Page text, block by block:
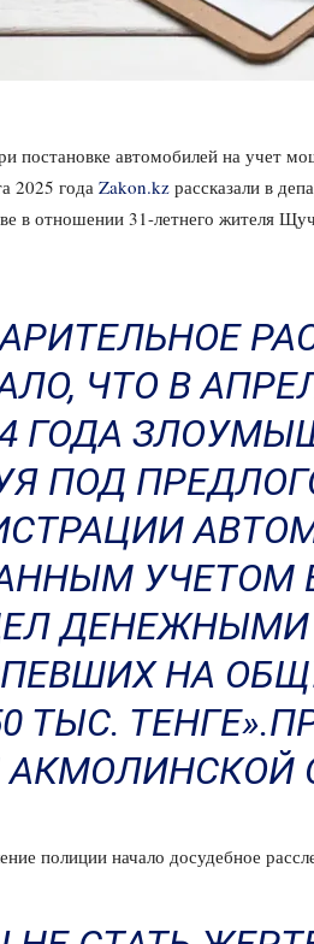
постановке автомобилей на учет
2025 года Zakon.kz рассказали в
в отношении 31-летнего жителя
ЧТО В
ГОДА
ПОД
УЧЕТОМ
НА
ТЫС.
полиции начало досудебное